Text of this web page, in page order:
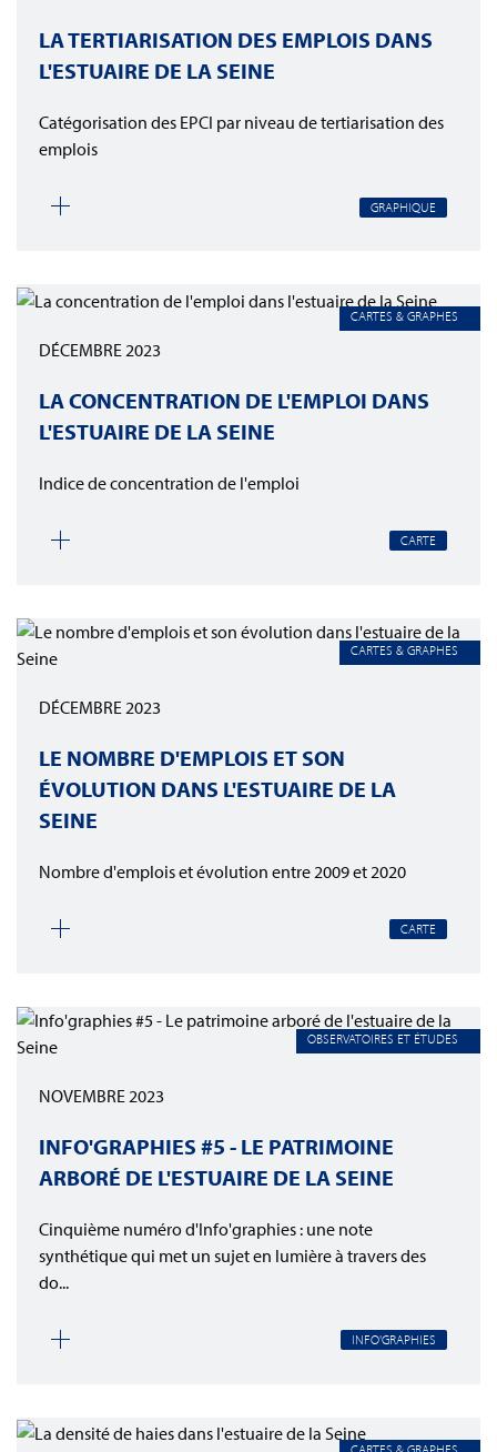
LA TERTIARISATION DES EMPLOIS DANS
L'ESTUAIRE DE LA SEINE
Catégorisation des EPCI par niveau de tertiarisation des
emplois
GRAPHIQUE
CARTES & GRAPHES
DÉCEMBRE 2023
LA CONCENTRATION DE L'EMPLOI DANS
L'ESTUAIRE DE LA SEINE
Indice de concentration de l'emploi
CARTE
CARTES & GRAPHES
DÉCEMBRE 2023
LE NOMBRE D'EMPLOIS ET SON
ÉVOLUTION DANS L'ESTUAIRE DE LA
SEINE
Nombre d'emplois et évolution entre 2009 et 2020
CARTE
OBSERVATOIRES ET ÉTUDES
NOVEMBRE 2023
INFO'GRAPHIES #5 - LE PATRIMOINE
ARBORÉ DE L'ESTUAIRE DE LA SEINE
Cinquième numéro d'Info'graphies : une note
synthétique qui met un sujet en lumière à travers des
do...
INFO'GRAPHIES
CARTES & GRAPHES